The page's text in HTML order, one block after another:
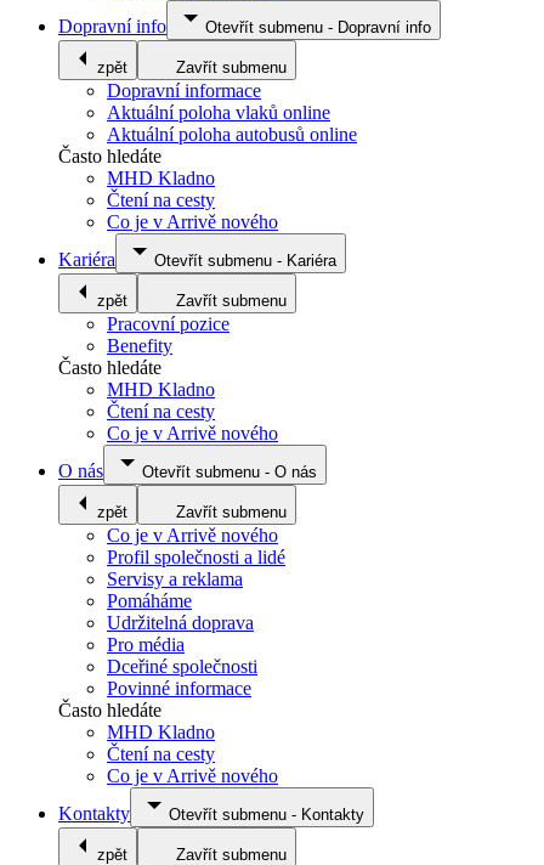
Dopravní info
Otevřít submenu - Dopravní info
zpět Zavřít submenu
Dopravní informace
Aktuální poloha vlaků online
Aktuální poloha autobusů online
Často hledáte
MHD Kladno
Čtení na cesty
Co je v Arrivě nového
Kariéra
Otevřít submenu - Kariéra
zpět Zavřít submenu
Pracovní pozice
Benefity
Často hledáte
MHD Kladno
Čtení na cesty
Co je v Arrivě nového
O nás
Otevřít submenu - O nás
zpět Zavřít submenu
Co je v Arrivě nového
Profil společnosti a lidé
Servisy a reklama
Pomáháme
Udržitelná doprava
Pro média
Dceřiné společnosti
Povinné informace
Často hledáte
MHD Kladno
Čtení na cesty
Co je v Arrivě nového
Kontakty
Otevřít submenu - Kontakty
zpět Zavřít submenu